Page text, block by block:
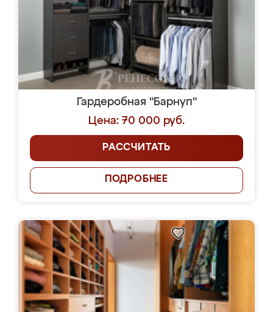
Гардеробная "Барнуп"
Цена: 70 000 руб.
РАССЧИТАТЬ
ПОДРОБНЕЕ